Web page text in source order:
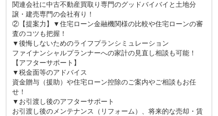
関連会社に中古不動産買取り専門のグッドバイバイと土地分
譲・建売専門の会社有り！
②【提案力】▼住宅ローン金融機関様の比較や住宅ローンの審
査のコツも把握！
▼後悔しないためのライフプランシミュレーション
ファイナンシャルプランナーへの家計の見直し相談も可能！
【アフターサポート】
▼税金面等のアドバイス
資金贈与（援助）や住宅ローン控除のご案内やご相談もお任
せ！
▼お引渡し後のアフターサポート
お引渡し後のメンテナンス（リフォーム）、将来的な売却・賃